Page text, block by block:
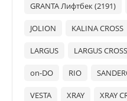
GRANTA Лифтбек (2191)
JOLION KALINA CROSS
LARGUS LARGUS CROSS
on-DO RIO
VESTA XRAY XRAY